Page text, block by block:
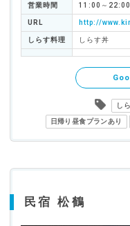
営業時間 11:00～22:00
URL http://
しらす料理 しらす丼
し
日帰り昼食プランあり
民宿 松鶴